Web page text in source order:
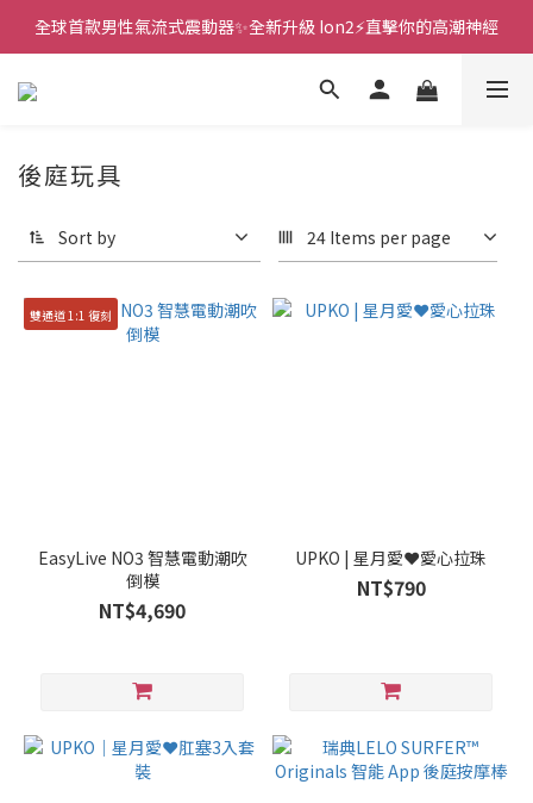
新款智能炮機👍小奶狗🩷小飛象💜
全球首款男性氣流式震動器✨全新升級 Ion2⚡直擊你的高潮神經
🎇全球首創三大創新專利👊全自動飛機杯S2 Pro玩遍所有姿勢
後庭玩具
Sort by 24 Items per page
雙通道 1:1 復刻
EasyLive NO3 智慧電動潮吹
倒模
NT$4,690
UPKO | 星月愛❤️愛心拉珠
NT$790